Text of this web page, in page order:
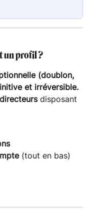
un profil ?
(doublon,
et irréversible.
disposant
(tout en bas)